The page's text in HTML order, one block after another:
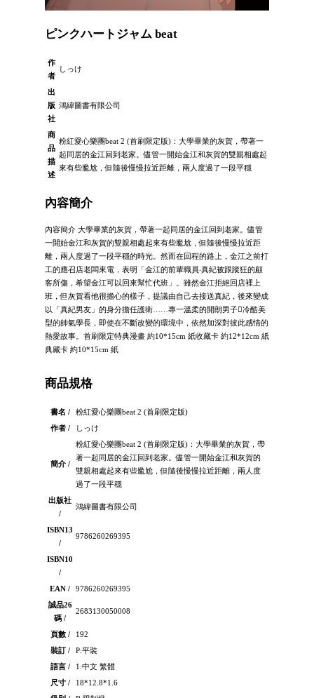
ピンクハートジャム beat
作
者
しっけ
出
版
社
鴻緯圖書有限公司
商
品
描
述
粉紅愛心樂團beat 2 (首刷限定版)：大學畢業的灰賀，帶著一
起同居的金江回到老家。儘管一開始金江和灰賀的雙親相處起
來有些尷尬，但隨後慢慢拉近距離，兩人度過了一段平穩
內容簡介
內容簡介 大學畢業的灰賀，帶著一起同居的金江回到老家。儘管
一開始金江和灰賀的雙親相處起來有些尷尬，但隨後慢慢拉近距
離，兩人度過了一段平穩的時光。然而在回程的路上，金江之前打
工的應召店老闆來電，表明「金江的前輩職員‧真紀被跟蹤狂的顧
客所傷，希望金江可以回來幫忙代班」。雖然金江拒絕回店裡上
班，但灰賀看他很擔心的樣子，提議由自己去接送真紀，後來變成
以「真紀男友」的身分擔任護衛……專一溫柔的開朗男子冷酷美
型的帥氣學長，即使在不斷改變的環境中，依然加深對彼此感情的
熱愛故事。首刷限定特典漫畫 約10*15cm 紙收藏卡 約12*12cm 紙
典藏卡 約10*15cm 紙
商品規格
書名 /
粉紅愛心樂團beat 2 (首刷限定版)
作者 /
しっけ
簡介 /
粉紅愛心樂團beat 2 (首刷限定版)：大學畢業的灰賀，帶
著一起同居的金江回到老家。儘管一開始金江和灰賀的
雙親相處起來有些尷尬，但隨後慢慢拉近距離，兩人度
過了一段平穩
出版社
/
鴻緯圖書有限公司
ISBN13
/
9786260269395
ISBN10
/
EAN /
9786260269395
誠品26
碼 /
2683130050008
頁數 /
192
裝訂 /
P:平裝
語言 /
1:中文 繁體
尺寸 /
18*12.8*1.6